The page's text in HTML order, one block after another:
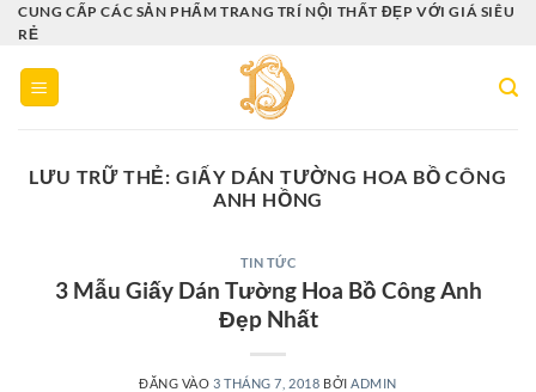
Bỏ
qua
nội
dung
CUNG CẤP CÁC SẢN PHẨM TRANG TRÍ NỘI THẤT ĐẸP VỚI GIÁ SIÊU
RẺ
LƯU TRỮ THẺ: GIẤY DÁN TƯỜNG HOA BỒ CÔNG
ANH HỒNG
TIN TỨC
3 Mẫu Giấy Dán Tường Hoa Bồ Công Anh
Đẹp Nhất
ĐĂNG VÀO 3 THÁNG 7, 2018 BỞI ADMIN